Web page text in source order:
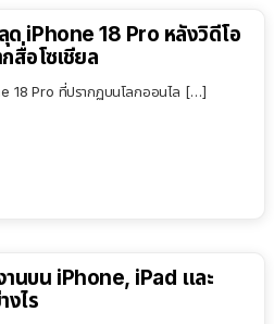
ด iPhone 18 Pro หลังวิดีโอ
สื่อโซเชียล
18 Pro ที่ปรากฏบนโลกออนไล […]
นบน iPhone, iPad และ
งไร